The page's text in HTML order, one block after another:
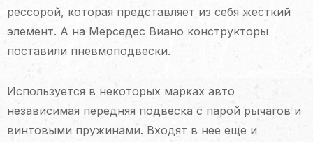
рессорой, которая представляет из себя жесткий
элемент. А на Мерседес Виано конструкторы
поставили пневмоподвески.
Используется в некоторых марках авто
независимая передняя подвеска с парой рычагов и
винтовыми пружинами. Входят в нее еще и